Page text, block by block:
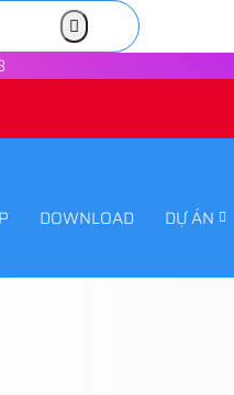
DOWNLOAD DỰ ÁN